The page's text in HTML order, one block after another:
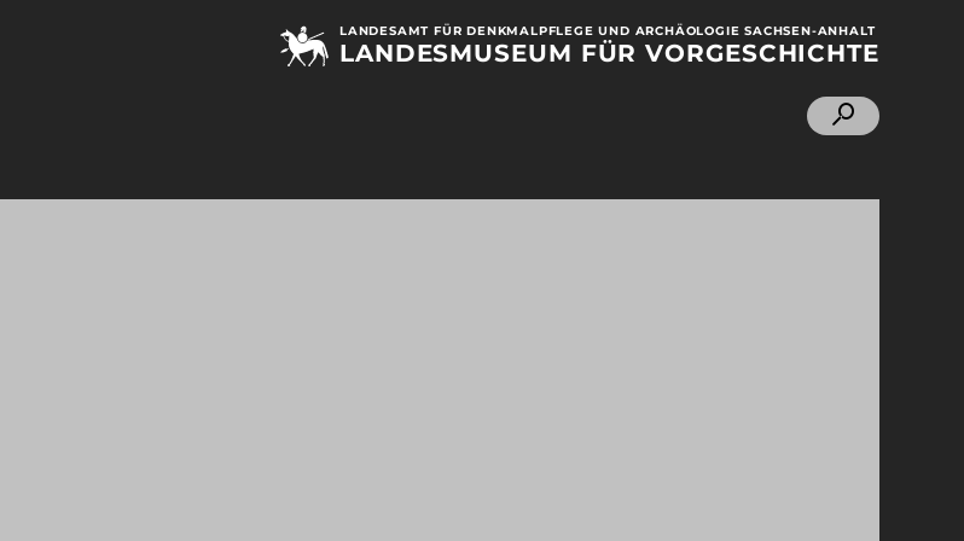
LANDESAMT FÜR DENKMALPFLEGE UND ARCHÄOLOGIE SACHSEN-ANHALT
LANDESMUSEUM FÜR VORGESCHICHTE